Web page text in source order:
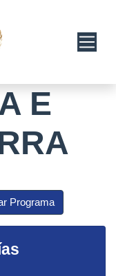
E
Programa